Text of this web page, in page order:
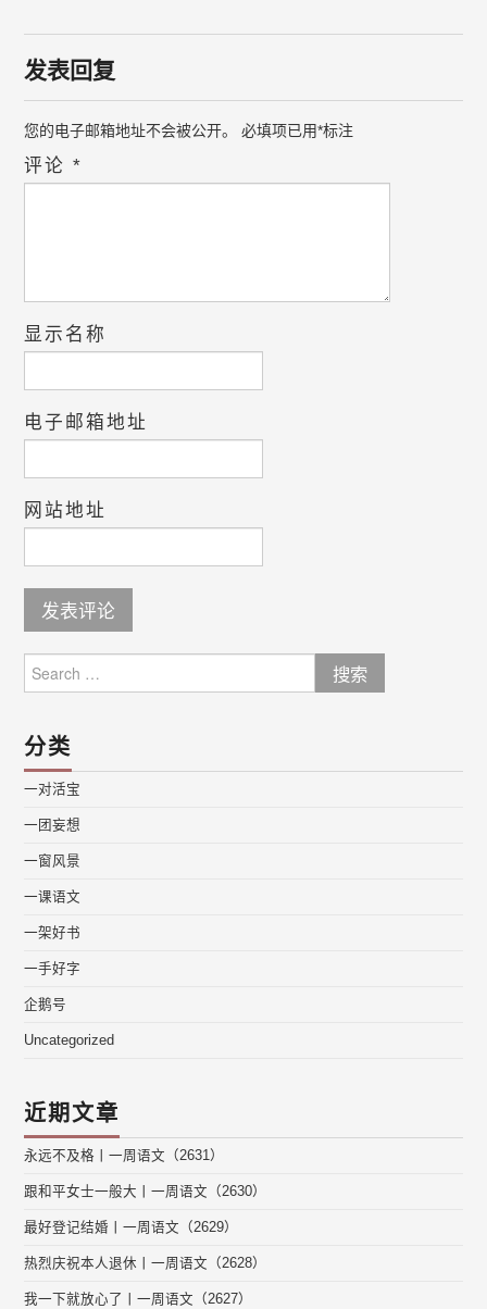
发表回复
您的电子邮箱地址不会被公开。 必填项已用*标注
评论*
显示名称
电子邮箱地址
网站地址
for:
分类
一对活宝
一团妄想
一窗风景
一课语文
一架好书
一手好字
企鹅号
Uncategorized
近期文章
永远不及格丨一周语文（2631）
跟和平女士一般大丨一周语文（2630）
最好登记结婚丨一周语文（2629）
热烈庆祝本人退休丨一周语文（2628）
我一下就放心了丨一周语文（2627）